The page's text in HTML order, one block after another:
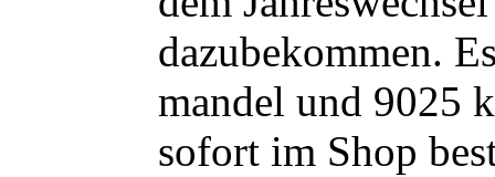
dazubekommen.
mandel und 9025
sofort im Shop